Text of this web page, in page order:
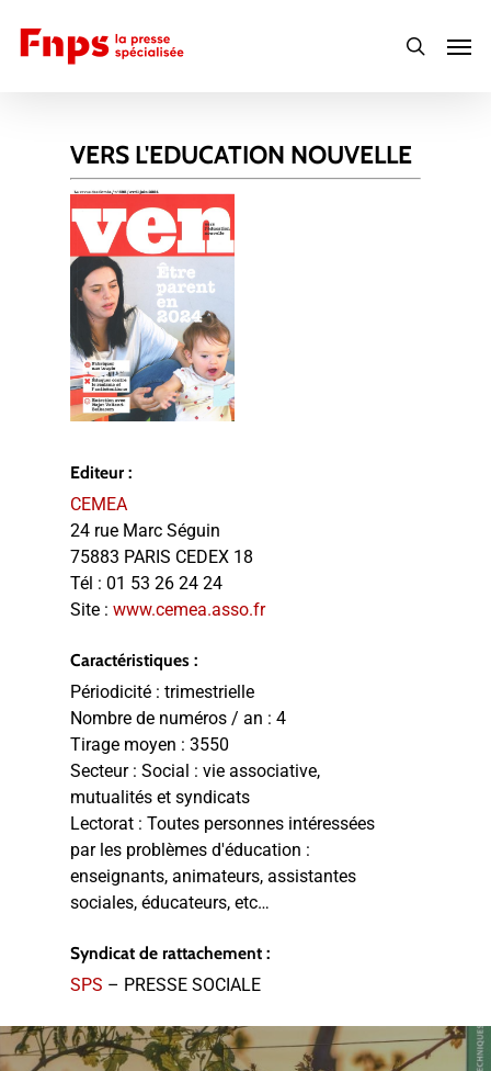
main
search
VERS L'EDUCATION NOUVELLE
Editeur :
CEMEA
24 rue Marc Séguin
75883 PARIS CEDEX 18
Tél : 01 53 26 24 24
Site : www.cemea.asso.fr
Caractéristiques :
Périodicité : trimestrielle
Nombre de numéros / an : 4
Tirage moyen : 3550
Secteur : Social : vie associative,
mutualités et syndicats
Lectorat : Toutes personnes intéressées
par les problèmes d'éducation :
enseignants, animateurs, assistantes
sociales, éducateurs, etc…
Syndicat de rattachement :
SPS – PRESSE SOCIALE